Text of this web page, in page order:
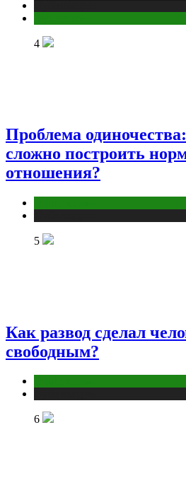
4
Проблема
сложно построить
отношения?
5
Как развод сделал
свободным?
6